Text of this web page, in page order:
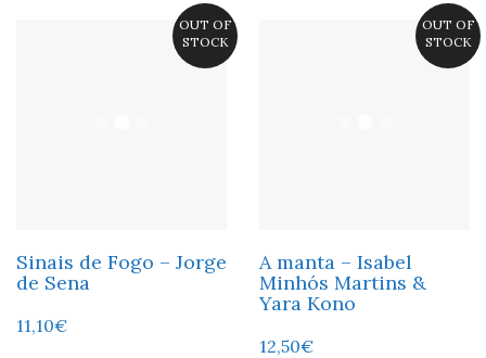
OUT OF
STOCK
Sinais de Fogo – Jorge
de Sena
11,10€
OUT OF
STOCK
A manta – Isabel
Minhós Martins &
Yara Kono
12,50€